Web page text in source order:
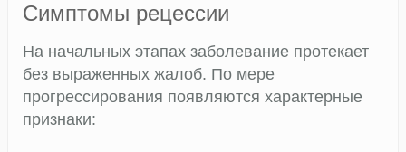
Симптомы рецессии
На начальных этапах заболевание протекает
без выраженных жалоб. По мере
прогрессирования появляются характерные
признаки: